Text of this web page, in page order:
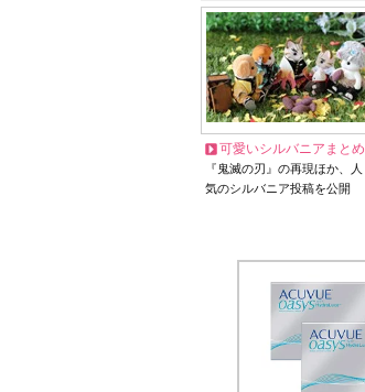
可愛いシルバニアまとめ
『鬼滅の刃』の再現ほか、人
気のシルバニア投稿を公開